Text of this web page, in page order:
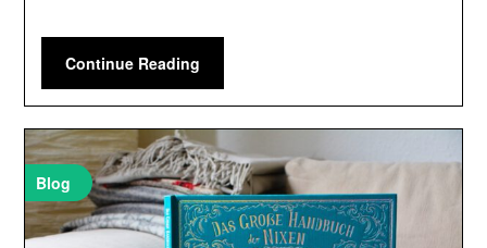
Continue Reading
Blog